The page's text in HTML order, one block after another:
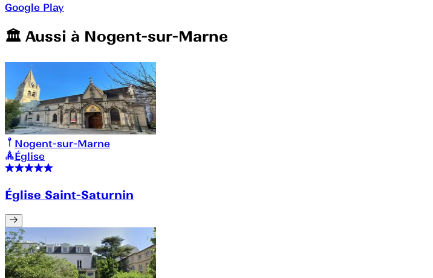
Google Play
🏛️️ Aussi à Nogent-sur-Marne
Nogent-sur-Marne
Église
Église Saint-Saturnin